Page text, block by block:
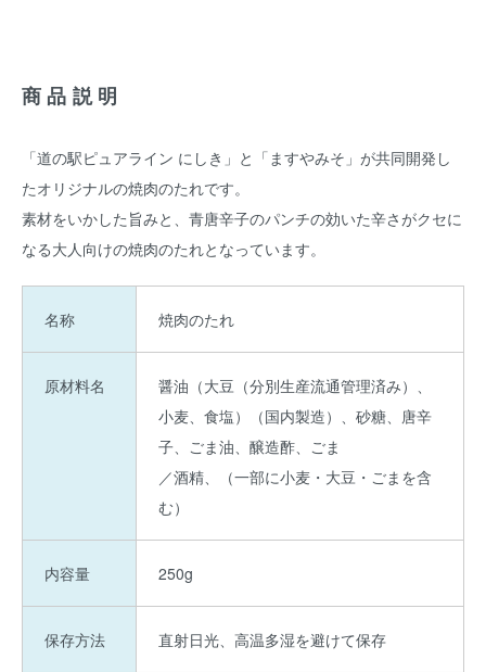
商品説明
「道の駅ピュアライン にしき」と「ますやみそ」が共同開発し
たオリジナルの焼肉のたれです。
素材をいかした旨みと、青唐辛子のパンチの効いた辛さがクセに
なる大人向けの焼肉のたれとなっています。
名称 焼肉のたれ
原材料名
醤油（大豆（分別生産流通管理済み）、
小麦、食塩）（国内製造）、砂糖、唐辛
子、ごま油、醸造酢、ごま
／酒精、（一部に小麦・大豆・ごまを含
む）
内容量 250g
保存方法 直射日光、高温多湿を避けて保存